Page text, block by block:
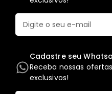
FRONTIER
NGK
FAMA
WILLTEC
Cadastre seu
Receba nossas
exclusivos!